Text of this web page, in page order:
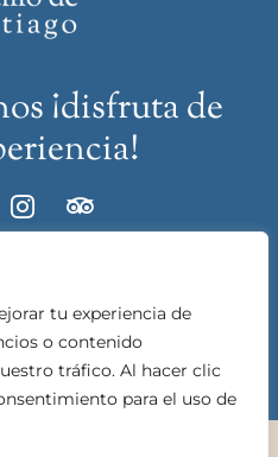
tu experiencia de
o contenido
tráfico. Al hacer clic
para el uso de
¡disfruta de
 
956 92 35 00
637 83 48 46